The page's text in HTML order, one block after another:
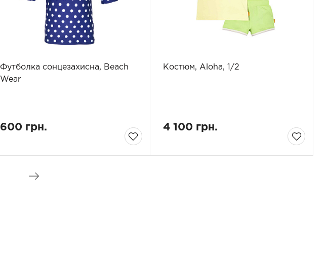
Футболка сонцезахисна, Beach
Wear
600 грн.
Костюм, Aloha, 1/2
4 100 грн.